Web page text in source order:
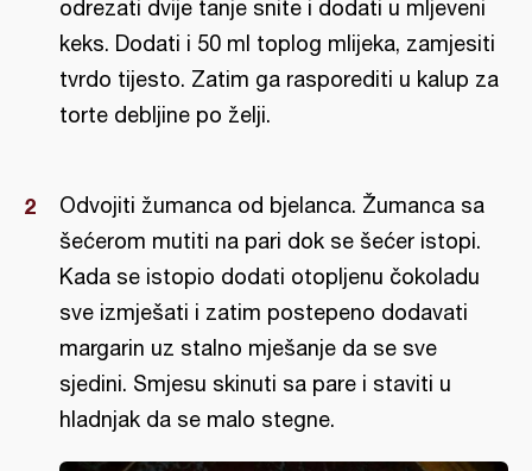
odrezati dvije tanje snite i dodati u mljeveni
keks. Dodati i 50 ml toplog mlijeka, zamjesiti
tvrdo tijesto. Zatim ga rasporediti u kalup za
torte debljine po želji.
Odvojiti žumanca od bjelanca. Žumanca sa
šećerom mutiti na pari dok se šećer istopi.
Kada se istopio dodati otopljenu čokoladu
sve izmješati i zatim postepeno dodavati
margarin uz stalno mješanje da se sve
sjedini. Smjesu skinuti sa pare i staviti u
hladnjak da se malo stegne.